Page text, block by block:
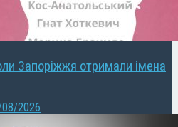
Запоріжжя отримали імена
2026